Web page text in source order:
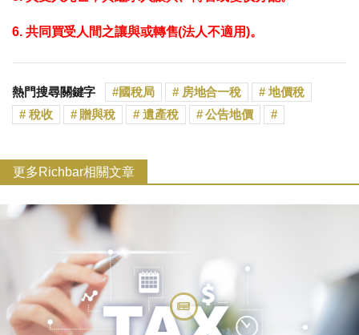
6. 共同買受人間之讓與或轉售(法人不適用)。
熱門搜尋關鍵字 國稅局 房地合一稅
地價稅
稅收
贈與稅 遺產稅 公告地價
更多Richbar相關文章